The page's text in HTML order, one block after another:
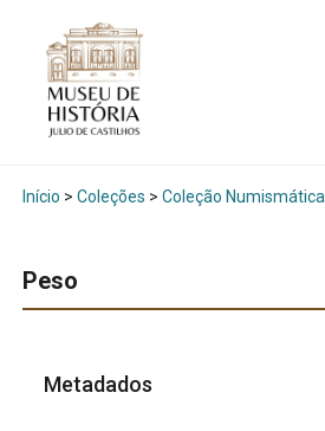
Início > Coleções > Coleção Numismática
Peso
Metadados